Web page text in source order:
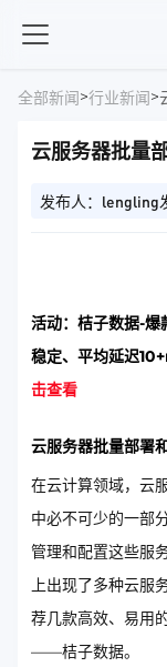
全部新闻>行业新闻>
云服务器批量
发布人：lengling
活动：桔子数据-爆
稳定、平均延迟
击查看
云服务器批量部署
在云计算领域，云
中必不可少的一部
管理和配置这些服
上出现了多种云服
荐几款高效、易用
——桔子数据。